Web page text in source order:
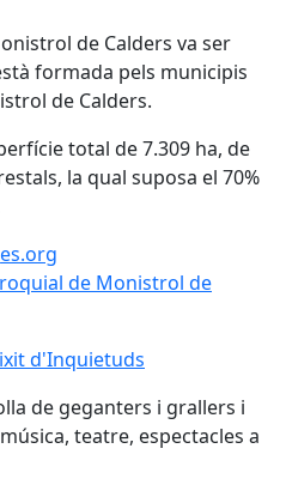
de Calders va ser
formada pels municipis
de Calders.
total de 7.309 ha, de
la qual suposa el 70%
de Monistrol de Calders
de Monistrol de
d'Inquietuds
de geganters i grallers i
teatre, espectacles a